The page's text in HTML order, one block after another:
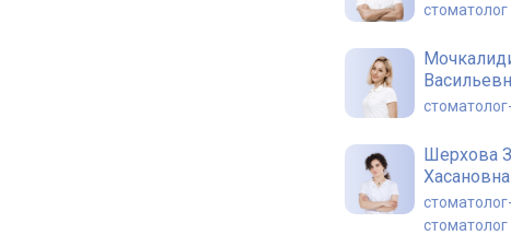
Шерхова
Хасановна
стоматолог